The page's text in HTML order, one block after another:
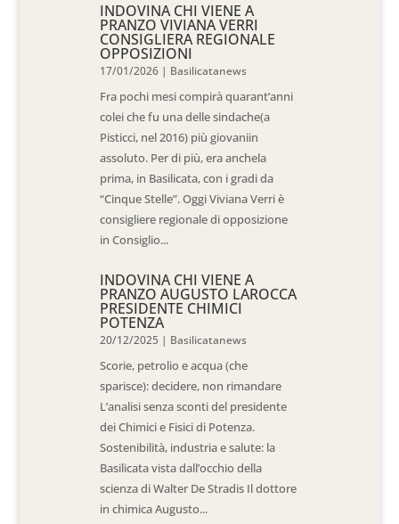
INDOVINA CHI VIENE A
PRANZO VIVIANA VERRI
CONSIGLIERA REGIONALE
OPPOSIZIONI
17/01/2026 | Basilicatanews
Fra pochi mesi compirà quarant’anni
colei che fu una delle sindache(a
Pisticci, nel 2016) più giovaniin
assoluto. Per di più, era anchela
prima, in Basilicata, con i gradi da
“Cinque Stelle”. Oggi Viviana Verri è
consigliere regionale di opposizione
in Consiglio...
INDOVINA CHI VIENE A
PRANZO AUGUSTO LAROCCA
PRESIDENTE CHIMICI
POTENZA
20/12/2025 | Basilicatanews
Scorie, petrolio e acqua (che
sparisce): decidere, non rimandare
L’analisi senza sconti del presidente
dei Chimici e Fisici di Potenza.
Sostenibilità, industria e salute: la
Basilicata vista dall’occhio della
scienza di Walter De Stradis Il dottore
in chimica Augusto...